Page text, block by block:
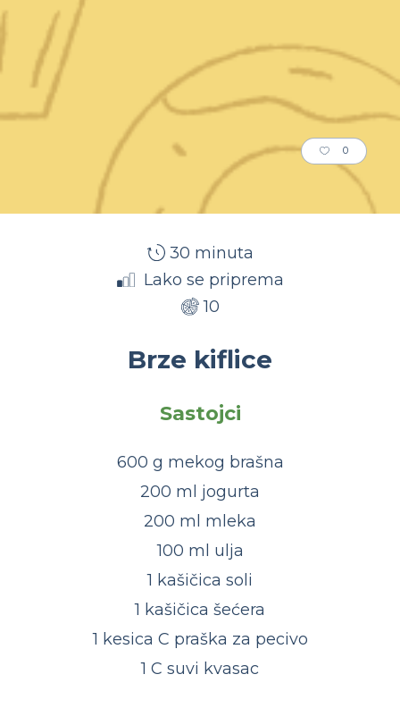
0
30 minuta
Lako se priprema
10
Brze kiflice
Sastojci
600 g mekog brašna
200 ml jogurta
200 ml mleka
100 ml ulja
1 kašičica soli
1 kašičica šećera
1 kesica C praška za pecivo
1 C suvi kvasac